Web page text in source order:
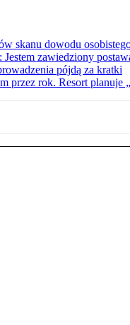
skanu dowodu
Jestem zawiedziony
pójdą za kratki
przez rok. Resort planuje